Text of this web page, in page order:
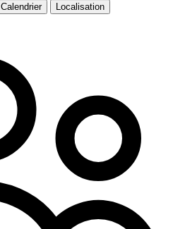
Calendrier
Localisation